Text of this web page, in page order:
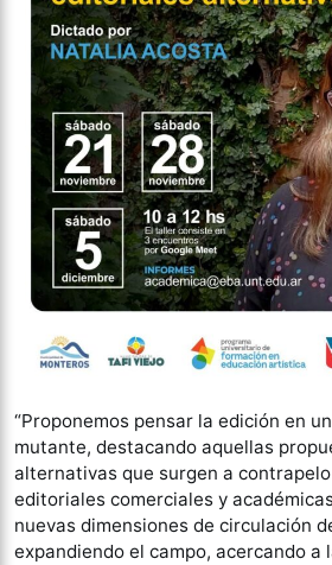
“Proponemos pensar la edición en
mutante, destacando aquellas
alternativas que surgen a
editoriales comerciales y
nuevas dimensiones de circulación
expandiendo el campo, acercando a